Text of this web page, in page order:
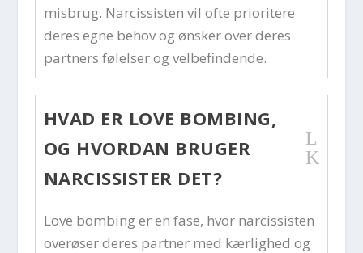
misbrug. Narcissisten vil ofte prioritere
deres egne behov og ønsker over deres
partners følelser og velbefindende.
HVAD ER LOVE BOMBING,
OG HVORDAN BRUGER
NARCISSISTER DET?
L
K
Love bombing er en fase, hvor narcissisten
overøser deres partner med kærlighed og